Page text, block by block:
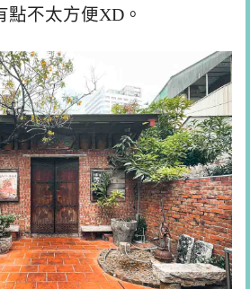
點不太方便XD。